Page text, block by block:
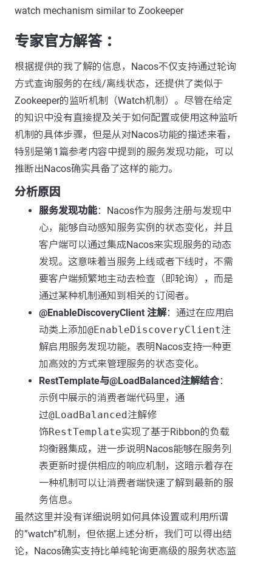
watch mechanism similar to Zookeeper
专家官方解答 ：
根据提供的我了解的信息，Nacos不仅支持通过轮询
方式查询服务的在线/离线状态，还提供了类似于
Zookeeper的监听机制（Watch机制）。尽管在给定
的知识中没有直接提及关于如何配置或使用这种监听
机制的具体步骤，但是从对Nacos功能的描述来看，
特别是第1篇参考内容中提到的服务发现功能，可以
推断出Nacos确实具备了这样的能力。
分析原因
服务发现功能：Nacos作为服务注册与发现中
心，能够自动感知服务实例的状态变化，并且
客户端可以通过集成Nacos来实现服务的动态
发现。这意味着当服务上线或者下线时，不需
要客户端频繁地主动去检查（即轮询），而是
通过某种机制通知到相关的订阅者。
@EnableDiscoveryClient 注解：通过在应用启
动类上添加@EnableDiscoveryClient注
解启用服务发现功能，表明Nacos支持一种更
加高效的方式来管理服务的状态变化。
RestTemplate与@LoadBalanced注解结合：
示例中展示的消费者端代码里，通
过@LoadBalanced注解修
饰RestTemplate实现了基于Ribbon的负载
均衡器集成，进一步说明Nacos能够在服务列
表更新时提供相应的响应机制，这暗示着存在
一种机制可以让消费者端快速了解到最新的服
务信息。
虽然这里并没有详细说明如何具体设置或利用所谓
的”watch”机制，但依据上述分析，我们可以得出结
论，Nacos确实支持比单纯轮询更高级的服务状态监